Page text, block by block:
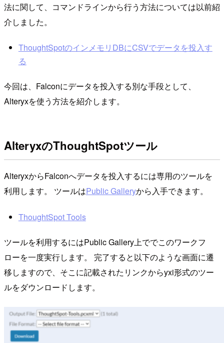
法に関して、コマンドラインから行う方法については以前紹
介しました。
ThoughtSpotのインメモリDBにCSVでデータを投入す
る
今回は、Falconにデータを投入する別な手段として、
Alteryxを使う方法を紹介します。
AlteryxのThoughtSpotツール
AlteryxからFalconへデータを投入するには専用のツールを
利用します。 ツールはPublic Galleryから入手できます。
ThoughtSpot Tools
ツールを利用するにはPublic Gallery上ででこのワークフ
ローを一度実行します。 完了すると以下のような画面に遷
移しますので、そこに記載されたリンクからyxi形式のツー
ルをダウンロードします。